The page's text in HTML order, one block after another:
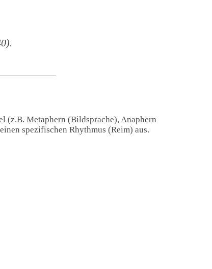
(z.B. Metaphern (Bildsprache), Anaphern
spezifischen Rhythmus (Reim) aus.